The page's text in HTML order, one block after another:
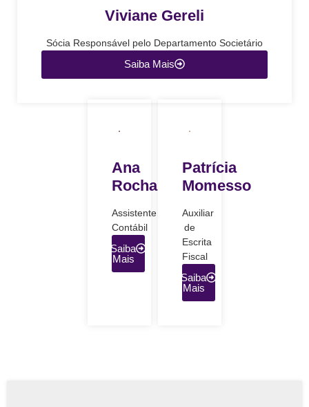
Viviane Gereli
Sócia Responsável pelo Departamento Societário
Saiba Mais
Ana
Rocha
Assistente
Contábil
Saiba
Mais
Patrícia
Momesso
Auxiliar
de
Escrita
Fiscal
Saiba
Mais